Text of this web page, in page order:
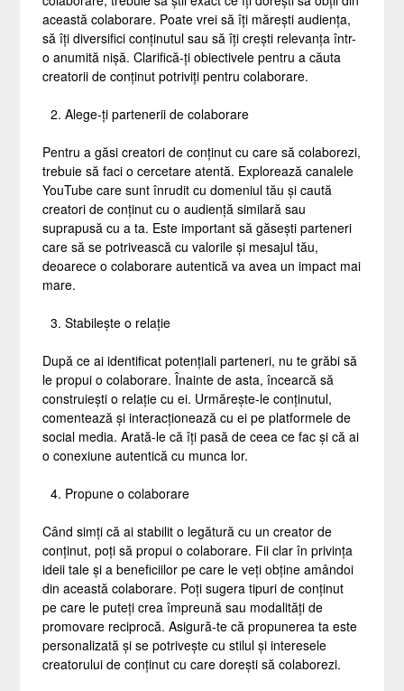
această colaborare. Poate vrei să îți mărești audiența,
să îți diversifici conținutul sau să îți crești relevanța într-
o anumită nișă. Clarifică-ți obiectivele pentru a căuta
creatorii de conținut potriviți pentru colaborare.
Alege-ți partenerii de colaborare
Pentru a găsi creatori de conținut cu care să colaborezi,
trebuie să faci o cercetare atentă. Explorează canalele
YouTube care sunt înrudit cu domeniul tău și caută
creatori de conținut cu o audiență similară sau
suprapusă cu a ta. Este important să găsești parteneri
care să se potrivească cu valorile și mesajul tău,
deoarece o colaborare autentică va avea un impact mai
mare.
Stabilește o relație
După ce ai identificat potențiali parteneri, nu te grăbi să
le propui o colaborare. Înainte de asta, încearcă să
construiești o relație cu ei. Urmărește-le conținutul,
comentează și interacționează cu ei pe platformele de
social media. Arată-le că îți pasă de ceea ce fac și că ai
o conexiune autentică cu munca lor.
Propune o colaborare
Când simți că ai stabilit o legătură cu un creator de
conținut, poți să propui o colaborare. Fii clar în privința
ideii tale și a beneficiilor pe care le veți obține amândoi
din această colaborare. Poți sugera tipuri de conținut
pe care le puteți crea împreună sau modalități de
promovare reciprocă. Asigură-te că propunerea ta este
personalizată și se potrivește cu stilul și interesele
creatorului de conținut cu care dorești să colaborezi.